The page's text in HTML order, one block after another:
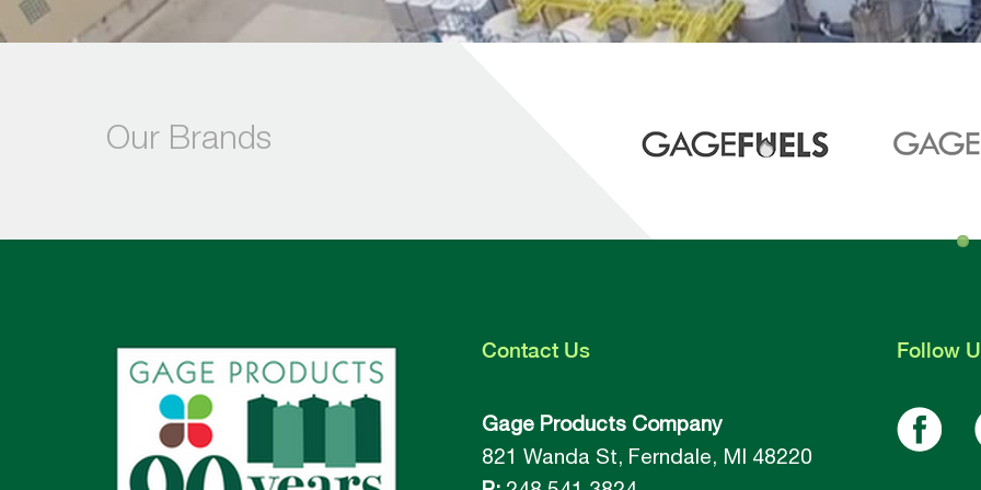
Our Brands
Contact Us
Gage Products Company
821 Wanda St, Ferndale, MI 48220
Follow